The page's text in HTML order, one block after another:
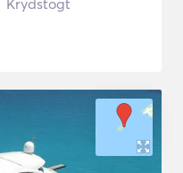
Krydstogt